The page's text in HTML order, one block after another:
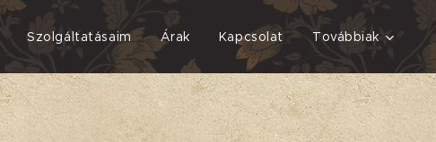
Szolgáltatásaim Árak Kapcsolat Továbbiak